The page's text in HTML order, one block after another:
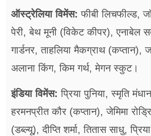
ऑस्ट्रेलिया विमेंस: फीबी लिचफील्ड,
पेरी, बेथ मूनी (विकेट कीपर), एनाबेल
गार्डनर, ताहलिया मैकग्राथ (कप्तान),
अलाना किंग, किम गर्थ, मेगन स्कुट।
इंडिया विमेंस: प्रिया पुनिया, स्मृति
हरमनप्रीत कौर (कप्तान), जेमिमा
(डब्ल्यू), दीप्ति शर्मा, तितास साधु,